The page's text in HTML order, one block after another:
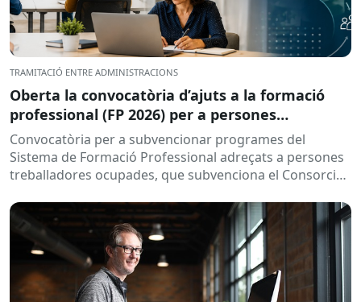
TRAMITACIÓ ENTRE ADMINISTRACIONS
Oberta la convocatòria d’ajuts a la formació
professional (FP 2026) per a persones
treballadores ocupades
Convocatòria per a subvencionar programes del
Sistema de Formació Professional adreçats a persones
treballadores ocupades, que subvenciona el Consorci